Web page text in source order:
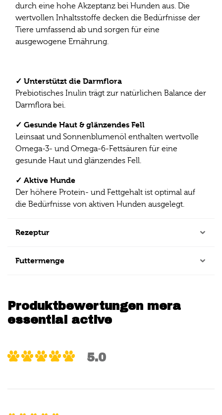
durch eine hohe Akzeptanz bei Hunden aus. Die
wertvollen Inhaltsstoffe decken die Bedürfnisse der
Tiere umfassend ab und sorgen für eine
ausgewogene Ernährung.
✓ Unterstützt die Darmflora
Prebiotisches Inulin trägt zur natürlichen Balance der
Darmflora bei.
✓ Gesunde Haut & glänzendes Fell
Leinsaat und Sonnenblumenöl enthalten wertvolle
Omega-3- und Omega-6-Fettsäuren für eine
gesunde Haut und glänzendes Fell.
✓ Aktive Hunde
Der höhere Protein- und Fettgehalt ist optimal auf
die Bedürfnisse von aktiven Hunden ausgelegt.
Rezeptur
Futtermenge
Produktbewertungen mera
essential active
5.0